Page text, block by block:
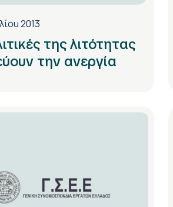
2013
της λιτότητας
την ανεργία